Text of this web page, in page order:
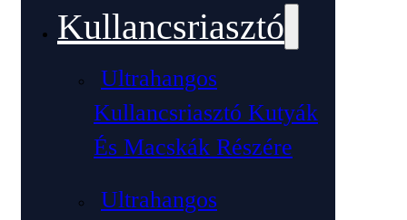
Kullancsriasztó
Ultrahangos
Kullancsriasztó Kutyák
És Macskák Részére
Ultrahangos